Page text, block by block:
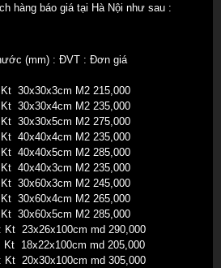
hàng báo giá tại Hà Nội như sau :
(mm) : ĐVT : Đơn giá
30x30x3cm M2 215,000
30x30x4cm M2 235,000
30x30x5cm M2 275,000
40x40x4cm M2 235,000
40x40x5cm M2 285,000
40x40x3cm M2 235,000
30x60x3cm M2 245,000
30x60x4cm M2 265,000
30x60x5cm M2 285,000
: Kt 23x26x100cm md 290,000
Kt 18x22x100cm md 205,000
: Kt 20x30x100cm md 305,000